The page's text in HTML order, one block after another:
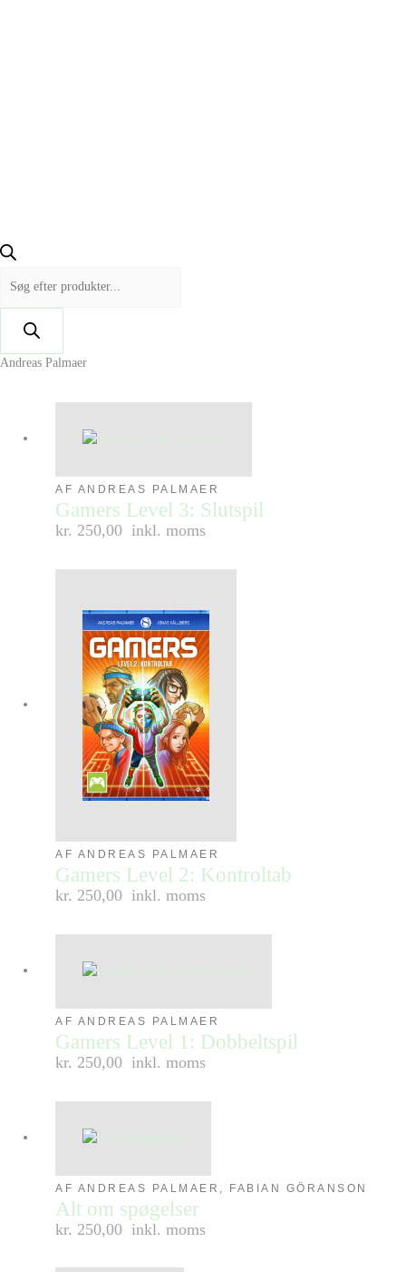
Andreas Palmaer
AF ANDREAS PALMAER
Gamers Level 3: Slutspil
kr. 250,00 inkl. moms
AF ANDREAS PALMAER
Gamers Level 2: Kontroltab
kr. 250,00 inkl. moms
AF ANDREAS PALMAER
Gamers Level 1: Dobbeltspil
kr. 250,00 inkl. moms
AF ANDREAS PALMAER, FABIAN GÖRANSON
Alt om spøgelser
kr. 250,00 inkl. moms